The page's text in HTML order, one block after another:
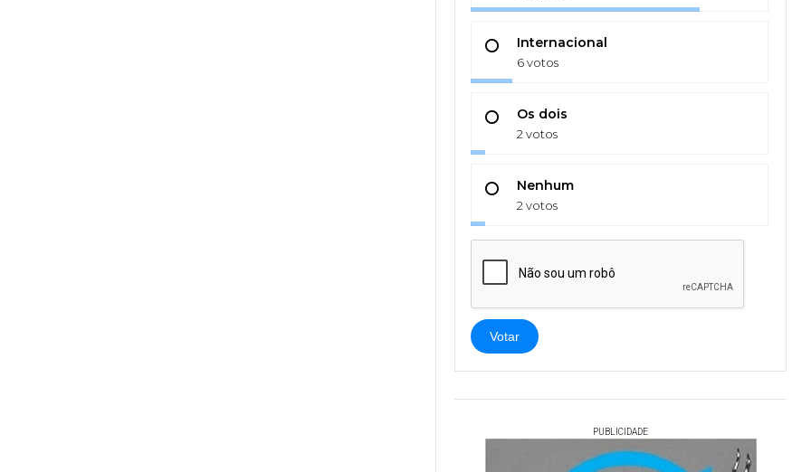
Internacional
6 votos
Os dois
2 votos
Nenhum
2 votos
Votar
PUBLICIDADE